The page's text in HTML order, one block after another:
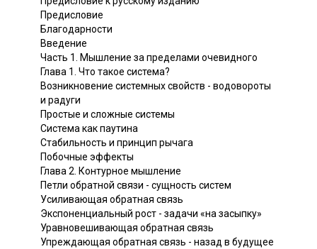
Предисловие
Благодарности
Введение
Часть 1. Мышление за пределами очевидного
Глава 1. Что такое система?
Возникновение системных свойств - водовороты
и радуги
Простые и сложные системы
Система как паутина
Стабильность и принцип рычага
Побочные эффекты
Глава 2. Контурное мышление
Петли обратной связи - сущность систем
Усиливающая обратная связь
Экспоненциальный рост - задачи «на засыпку»
Уравновешивающая обратная связь
Упреждающая обратная связь - назад в будущее